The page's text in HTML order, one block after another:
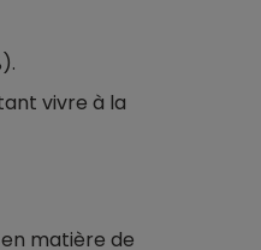
vivre à la
matière de